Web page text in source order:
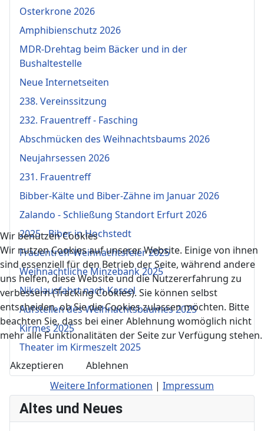
Altes und Neues
Osterkrone 2026
Amphibienschutz 2026
MDR-Drehtag beim Bäcker und in der
Bushaltestelle
Neue Internetseiten
238. Vereinssitzung
232. Frauentreff - Fasching
Abschmücken des Weihnachtsbaums 2026
Neujahrsessen 2026
231. Frauentreff
Bibber-Kälte und Biber-Zähne im Januar 2026
Zalando - Schließung Standort Erfurt 2026
2025 - Biber in Hochstedt
Frauentreff-Weihnachtsfeier 2025
Weihnachtliche Minzebank 2025
Nikolausfahrt nach Kassel
Aufstellen des Weihnachtsbaumes 2025
Kirmes 2025
Theater im Kirmeszelt 2025
Wir benutzen Cookies
Wir nutzen Cookies auf unserer Website. Einige von ihnen
sind essenziell für den Betrieb der Seite, während andere
uns helfen, diese Website und die Nutzererfahrung zu
verbessern (Tracking Cookies). Sie können selbst
entscheiden, ob Sie die Cookies zulassen möchten. Bitte
beachten Sie, dass bei einer Ablehnung womöglich nicht
mehr alle Funktionalitäten der Seite zur Verfügung stehen.
Akzeptieren
Ablehnen
Weitere Informationen | Impressum